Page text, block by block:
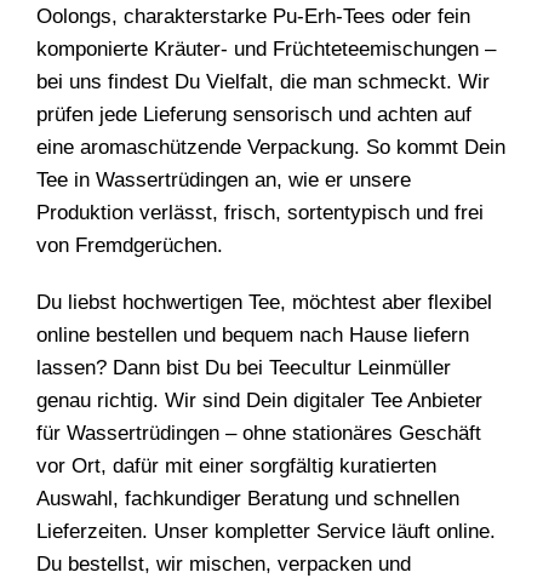
Oolongs, charakterstarke Pu-Erh-Tees oder fein
komponierte Kräuter- und Früchteteemischungen –
bei uns findest Du Vielfalt, die man schmeckt. Wir
prüfen jede Lieferung sensorisch und achten auf
eine aromaschützende Verpackung. So kommt Dein
Tee in Wassertrüdingen an, wie er unsere
Produktion verlässt, frisch, sortentypisch und frei
von Fremdgerüchen.
Du liebst hochwertigen Tee, möchtest aber flexibel
online bestellen und bequem nach Hause liefern
lassen? Dann bist Du bei Teecultur Leinmüller
genau richtig. Wir sind Dein digitaler Tee Anbieter
für Wassertrüdingen – ohne stationäres Geschäft
vor Ort, dafür mit einer sorgfältig kuratierten
Auswahl, fachkundiger Beratung und schnellen
Lieferzeiten. Unser kompletter Service läuft online.
Du bestellst, wir mischen, verpacken und